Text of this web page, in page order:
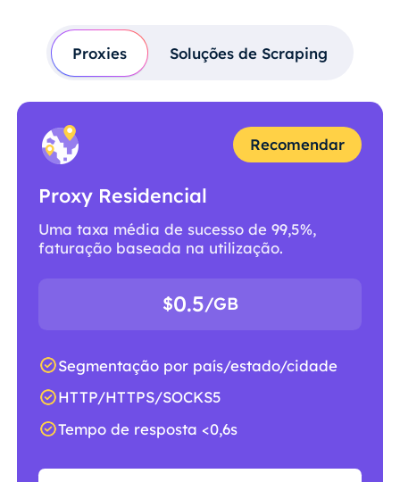
Proxies Soluções de Scraping
Recomendar
Proxy Residencial
Uma taxa média de sucesso de 99,5%,
faturação baseada na utilização.
$0.5/GB
Segmentação por país/estado/cidade
HTTP/HTTPS/SOCKS5
Tempo de resposta <0,6s